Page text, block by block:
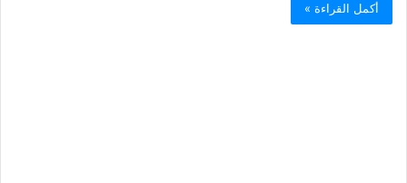
أكمل القراءة »